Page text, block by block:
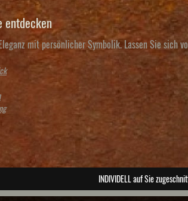
entdecken
mit persönlicher Symbolik. Lassen Sie
INDIVIDELL auf Sie